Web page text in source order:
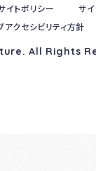
All Rights
イトポリシー
サイ
アクセシビリティ方針